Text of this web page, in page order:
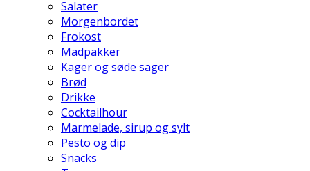
Salater
Morgenbordet
Frokost
Madpakker
Kager og søde sager
Brød
Drikke
Cocktailhour
Marmelade, sirup og sylt
Pesto og dip
Snacks